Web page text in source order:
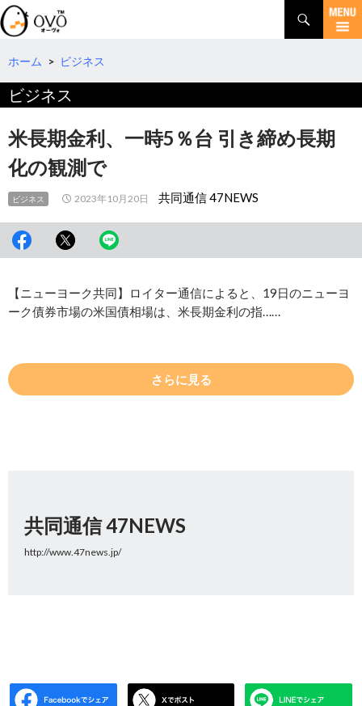
検
索
コ
テ
へ
移
動
ホーム > ビジネス
ビジネス
米長期金利、一時5％台 引き締め長期
化の観測で
ビジネス 2023年10月20日 共同通信 47NEWS
【ニューヨーク共同】ロイター通信によると、19日のニューヨ
ーク債券市場の米国債相場は、米長期金利の指……
さらに見る
共同通信 47NEWS
http://www.47news.jp/